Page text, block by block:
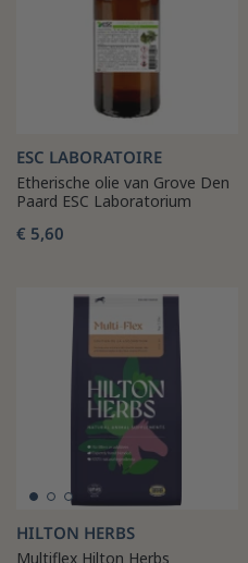
ESC LABORATOIRE
Etherische olie van Grove Den
Paard ESC Laboratorium
€ 5,60
HILTON HERBS
Multiflex Hilton Herbs